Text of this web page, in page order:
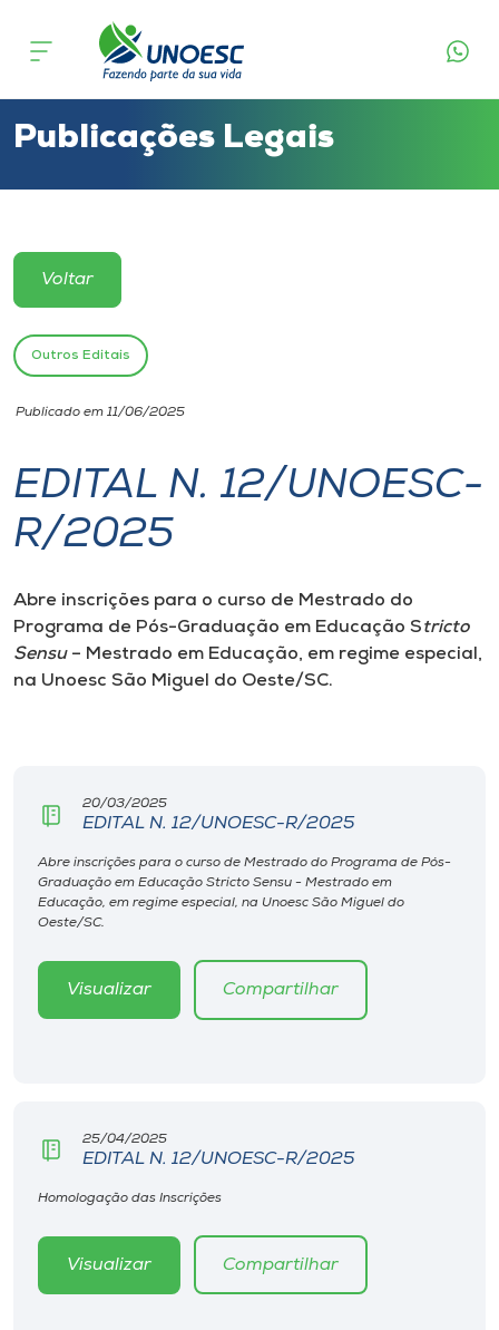
Cursos
Atendimento ao Estudante
Portal de Ensino
Unoesc
Internacionalização
I.nova
Diplomados
Cultura
Biblioteca
Editora
Museu
Publicações Legais
Voltar
Outros Editais
Publicado em 11/06/2025
EDITAL N. 12/UNOESC-
R/2025
Abre inscrições para o curso de Mestrado do
Programa de Pós-Graduação em Educação Stricto
Sensu – Mestrado em Educação, em regime especial,
na Unoesc São Miguel do Oeste/SC.
20/03/2025
EDITAL N. 12/UNOESC-R/2025
Abre inscrições para o curso de Mestrado do Programa de Pós-
Graduação em Educação Stricto Sensu - Mestrado em
Educação, em regime especial, na Unoesc São Miguel do
Oeste/SC.
Visualizar Compartilhar
25/04/2025
EDITAL N. 12/UNOESC-R/2025
Homologação das Inscrições
Visualizar Compartilhar